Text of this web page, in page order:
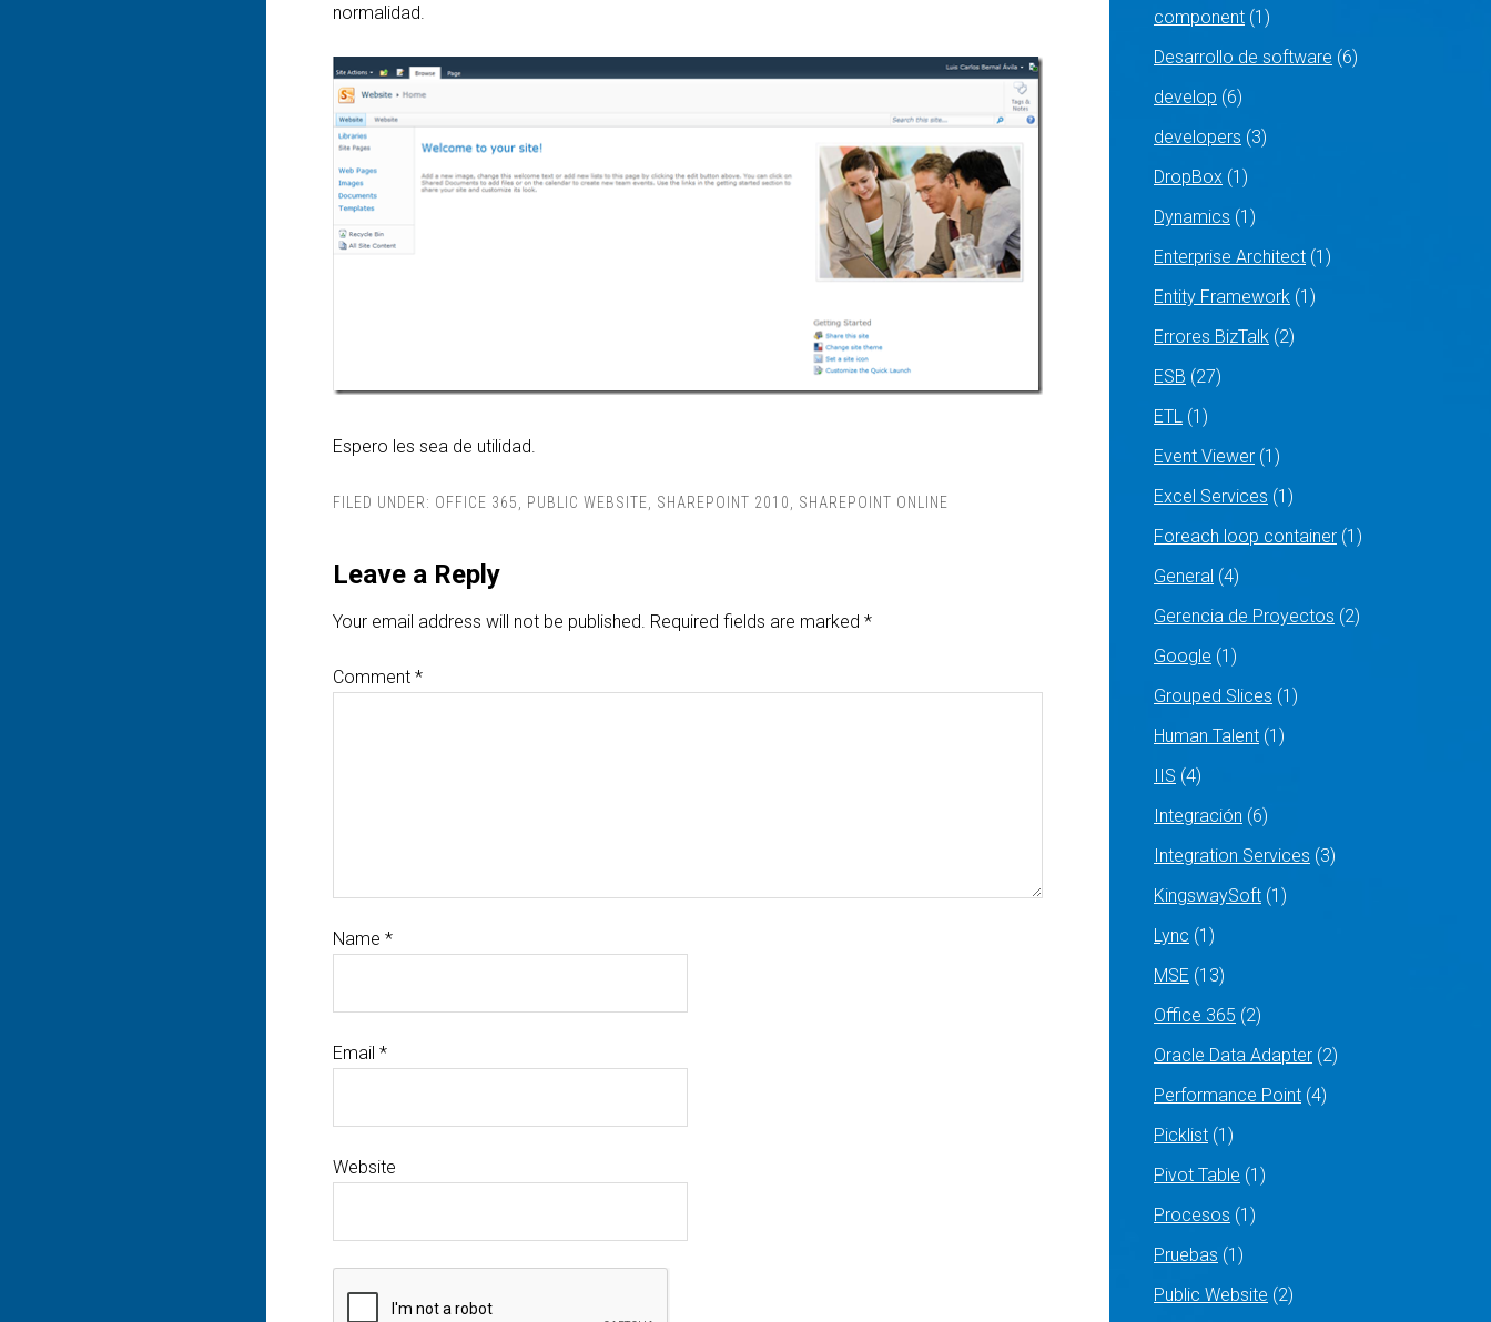
normalidad.
Espero les sea de utilidad.
FILED UNDER: OFFICE 365 PUBLIC WEBSITE SHAREPOINT 2010 SHAREPOINT ONLINE
Leave a Reply
Your email address will not be published. Required fields are marked *
Comment *
Name *
Email *
Website
component (1)
Desarrollo de software (6)
develop (6)
developers (3)
DropBox (1)
Dynamics (1)
Enterprise Architect (1)
Entity Framework (1)
Errores BizTalk (2)
ESB (27)
ETL (1)
Event Viewer (1)
Excel Services (1)
Foreach loop container (1)
General (4)
Gerencia de Proyectos (2)
Google (1)
Grouped Slices (1)
Human Talent (1)
IIS (4)
Integración (6)
Integration Services (3)
KingswaySoft (1)
Lync (1)
MSE (13)
Office 365 (2)
Oracle Data Adapter (2)
Performance Point (4)
Picklist (1)
Pivot Table (1)
Procesos (1)
Pruebas (1)
Public Website (2)